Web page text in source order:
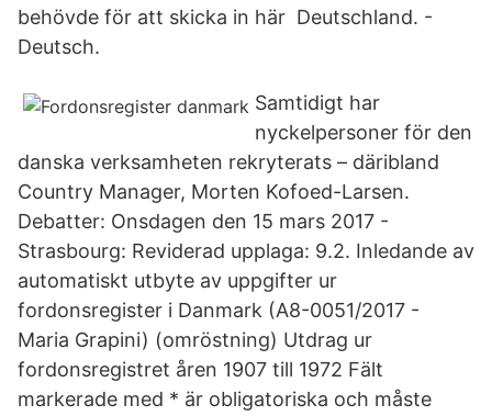
behövde för att skicka in här Deutschland. -
Deutsch.
Samtidigt har
nyckelpersoner för den
danska verksamheten rekryterats – däribland
Country Manager, Morten Kofoed-Larsen.
Debatter: Onsdagen den 15 mars 2017 -
Strasbourg: Reviderad upplaga: 9.2. Inledande av
automatiskt utbyte av uppgifter ur
fordonsregister i Danmark (A8-0051/2017 -
Maria Grapini) (omröstning) Utdrag ur
fordonsregistret åren 1907 till 1972 Fält
markerade med * är obligatoriska och måste